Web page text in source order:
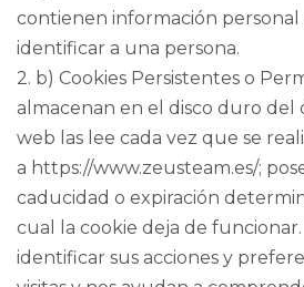
contienen información
identificar a una persona.
2. b) Cookies Persistentes o
almacenan en el disco duro del
web las lee cada vez que se
a https://www.zeusteam.es/;
caducidad o expiración
cual la cookie deja de
identificar sus acciones y